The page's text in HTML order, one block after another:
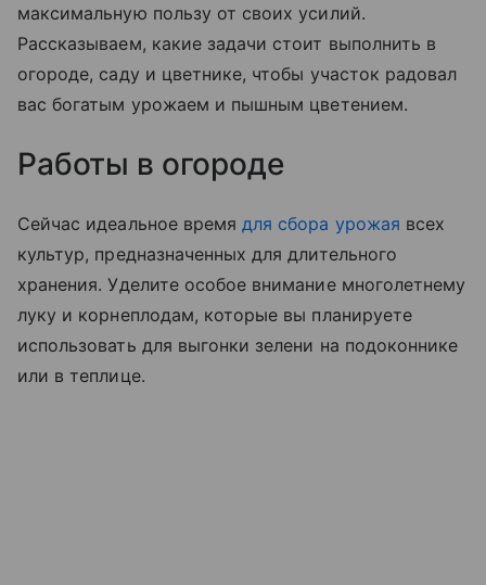
максимальную пользу от своих усилий.
Рассказываем, какие задачи стоит выполнить в
огороде, саду и цветнике, чтобы участок радовал
вас богатым урожаем и пышным цветением.
Работы в огороде
Сейчас идеальное времядля сбора урожая всех
культур, предназначенных для длительного
хранения. Уделите особое внимание многолетнему
луку и корнеплодам, которые вы планируете
использовать для выгонки зелени на подоконнике
или в теплице.